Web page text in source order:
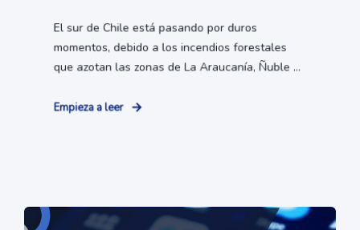
El sur de Chile está pasando por duros
momentos, debido a los incendios forestales
que azotan las zonas de La Araucanía, Ñuble ...
Empieza a leer